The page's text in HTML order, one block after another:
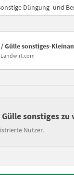
Düngung- und
Gülle sonstiges-
sonstiges zu
Nutzer.